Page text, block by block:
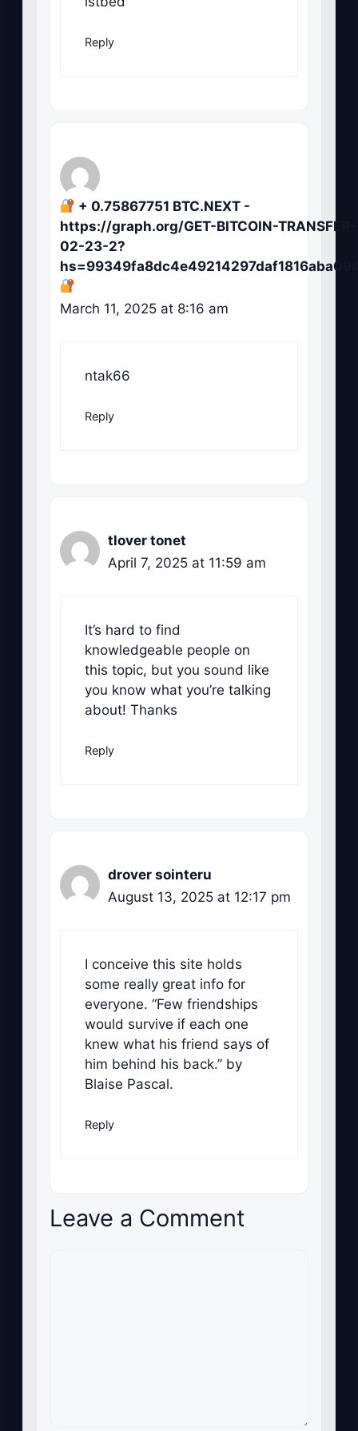
Reply
+ 0.75867751 BTC.NEXT -
https://graph.org/GET-BITCOIN-TRANSFER-
02-23-2?
March 11, 2025 at 8:16 am
ntak66
Reply
tlover tonet
April 7, 2025 at 11:59 am
It’s hard to find
knowledgeable people on
this topic, but you sound like
you know what you’re talking
about! Thanks
Reply
drover sointeru
August 13, 2025 at 12:17 pm
I conceive this site holds
some really great info for
everyone. “Few friendships
would survive if each one
knew what his friend says of
him behind his back.” by
Blaise Pascal.
Reply
Leave a Comment